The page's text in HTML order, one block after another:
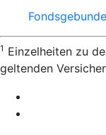
1 Einzelheiten zu
geltenden